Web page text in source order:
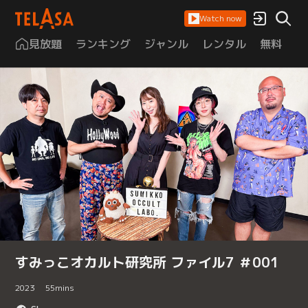
Watch now
見放題 ランキング ジャンル レンタル 無料
すみっこオカルト研究所 ファイル7 ＃001
2023 55mins